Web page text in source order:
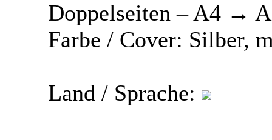
Doppelseiten – A4 →
Farbe / Cover: Silber,
Land / Sprache: